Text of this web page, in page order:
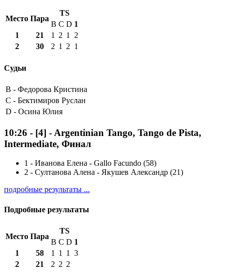
Место Пара
TS
B C D 1
1
21 1 2 1
2
2
30 2 1 2 1
Судьи
B - Федорова Кристина
C - Бектимиров Руслан
D - Осина Юлия
10:26 - [4] - Argentinian Tango, Tango de Pista,
Intermediate, Финал
1 - Иванова Елена - Gallo Facundo (58)
2 - Султанова Алена - Якушев Александр (21)
подробные результаты ...
Подробные результаты
Место Пара
TS
B C D 1
1
58 1 1 1
3
2
21 2 2 2